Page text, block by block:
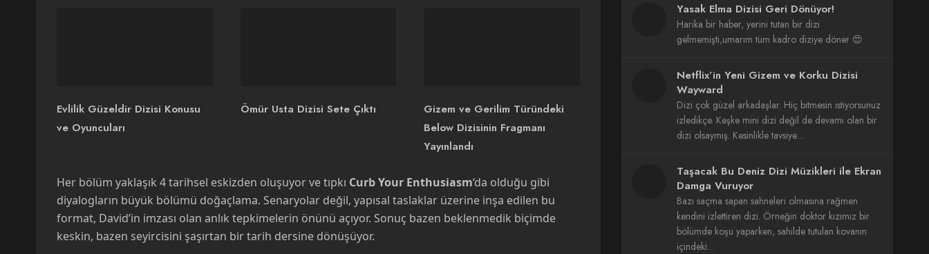
Evlilik Güzeldir Dizisi Konusu
ve Oyuncuları
Ömür Usta Dizisi Sete Çıktı
Gizem ve Gerilim Türündeki
Below Dizisinin Fragmanı
Yayınlandı
Her bölüm yaklaşık 4 tarihsel eskizden oluşuyor ve tıpkı Curb Your Enthusiasm‘da olduğu gibi
diyalogların büyük bölümü doğaçlama. Senaryolar değil, yapısal taslaklar üzerine inşa edilen bu
format, David’in imzası olan anlık tepkimelerin önünü açıyor. Sonuç bazen beklenmedik biçimde
keskin, bazen seyircisini şaşırtan bir tarih dersine dönüşüyor.
Yasak Elma Dizisi Geri Dönüyor!
Harika bir haber, yerini tutan bir dizi
gelmemişti,umarım tüm kadro diziye döner 😍
Netflix’in Yeni Gizem ve Korku Dizisi
Wayward
Dizi çok güzel arkadaşlar. Hiç bitmesin istiyorsunuz
izledikçe. Keşke mini dizi değil de devamı olan bir
dizi olsaymış. Kesinlikle tavsiye…
Taşacak Bu Deniz Dizi Müzikleri ile Ekran
Damga Vuruyor
Bazı saçma sapan sahneleri olmasına rağmen
kendini izlettiren dizi. Örneğin doktor kızımız bir
bölümde koşu yaparken, sahilde tutulan kovanın
içindeki…